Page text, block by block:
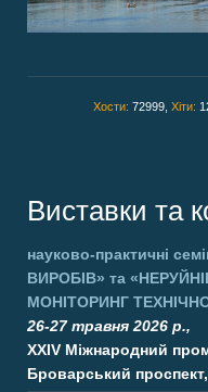
Хости: 72999, Хіти:
Виставки та
науково-практичні
ВИРОБІВ» та
МОНІТОРИНГ
26-27 травня 2026 р.,
XXIV Міжнародний
Броварський